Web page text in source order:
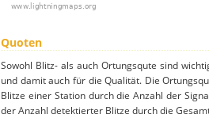
Quoten
Sowohl Blitz- als auch Ortungsqute sind
und damit auch für die Qualität. Die
Blitze einer Station durch die Anzahl der
der Anzahl detektierter Blitze durch die